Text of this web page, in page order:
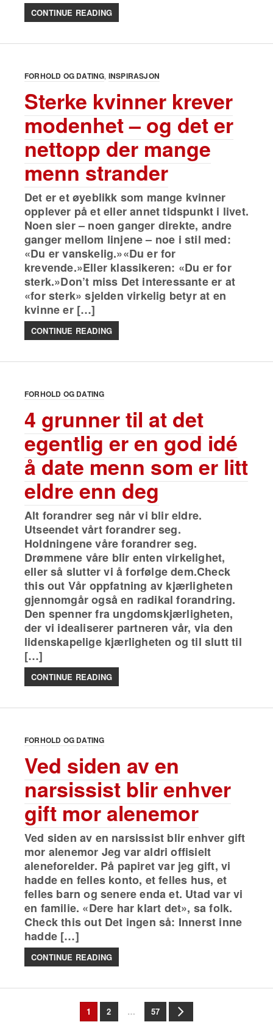
CONTINUE READING
FORHOLD OG DATING INSPIRASJON
Sterke kvinner krever
modenhet – og det er
nettopp der mange
menn strander
Det er et øyeblikk som mange kvinner
opplever på et eller annet tidspunkt i livet.
Noen sier – noen ganger direkte, andre
ganger mellom linjene – noe i stil med:
«Du er vanskelig.»«Du er for
krevende.»Eller klassikeren: «Du er for
sterk.»Don’t miss Det interessante er at
«for sterk» sjelden virkelig betyr at en
kvinne er […]
CONTINUE READING
FORHOLD OG DATING
4 grunner til at det
egentlig er en god idé
å date menn som er litt
eldre enn deg
Alt forandrer seg når vi blir eldre.
Utseendet vårt forandrer seg.
Holdningene våre forandrer seg.
Drømmene våre blir enten virkelighet,
eller så slutter vi å forfølge dem.Check
this out Vår oppfatning av kjærligheten
gjennomgår også en radikal forandring.
Den spenner fra ungdomskjærligheten,
der vi idealiserer partneren vår, via den
lidenskapelige kjærligheten og til slutt til
[…]
CONTINUE READING
FORHOLD OG DATING
Ved siden av en
narsissist blir enhver
gift mor alenemor
Ved siden av en narsissist blir enhver gift
mor alenemor Jeg var aldri offisielt
aleneforelder. På papiret var jeg gift, vi
hadde en felles konto, et felles hus, et
felles barn og senere enda et. Utad var vi
en familie. «Dere har klart det», sa folk.
Check this out Det ingen så: Innerst inne
hadde […]
CONTINUE READING
1 2 … 57